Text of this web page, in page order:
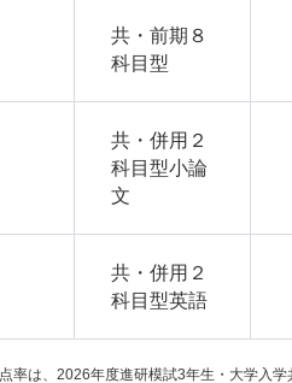
共・前期８
科目型
共・併用２
科目型小論
文
共・併用２
科目型英語
は、2026年度進研模試3年生・大学入学